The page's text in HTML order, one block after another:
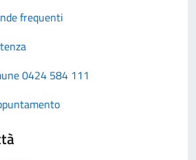
frequenti
0424 584 111